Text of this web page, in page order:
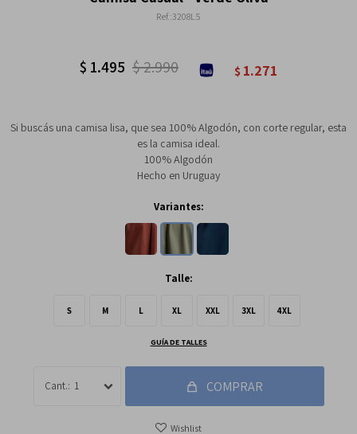
3208L5
$ 1.495 $2.990 $1.271
Si buscás una camisa lisa, que sea 100% Algodón, con corte regular, esta
es la camisa ideal.
100% Algodón
Hecho en Uruguay
Variantes:
Talle:
S M L XL XXL 3XL 4XL
GUÍA DE TALLES
1 COMPRAR